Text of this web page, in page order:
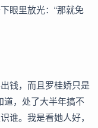
眼里放光：“那就免
钱，而且罗桂娇只是
道，处了大半年搞不
谁。我是看她人好，